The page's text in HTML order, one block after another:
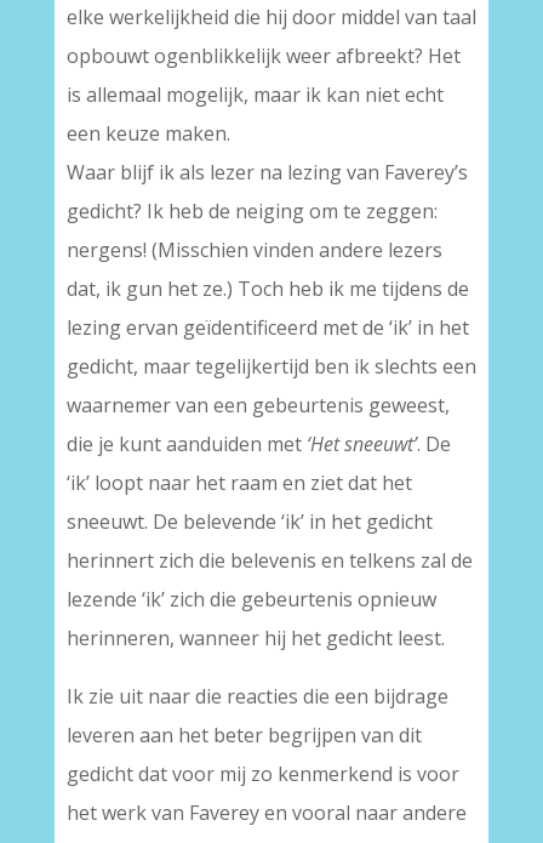
elke werkelijkheid die hij door middel van taal
opbouwt ogenblikkelijk weer afbreekt? Het
is allemaal mogelijk, maar ik kan niet echt
een keuze maken.
Waar blijf ik als lezer na lezing van Faverey’s
gedicht? Ik heb de neiging om te zeggen:
nergens! (Misschien vinden andere lezers
dat, ik gun het ze.) Toch heb ik me tijdens de
lezing ervan geïdentificeerd met de ‘ik’ in het
gedicht, maar tegelijkertijd ben ik slechts een
waarnemer van een gebeurtenis geweest,
die je kunt aanduiden met ‘Het sneeuwt’. De
‘ik’ loopt naar het raam en ziet dat het
sneeuwt. De belevende ‘ik’ in het gedicht
herinnert zich die belevenis en telkens zal de
lezende ‘ik’ zich die gebeurtenis opnieuw
herinneren, wanneer hij het gedicht leest.
Ik zie uit naar die reacties die een bijdrage
leveren aan het beter begrijpen van dit
gedicht dat voor mij zo kenmerkend is voor
het werk van Faverey en vooral naar andere